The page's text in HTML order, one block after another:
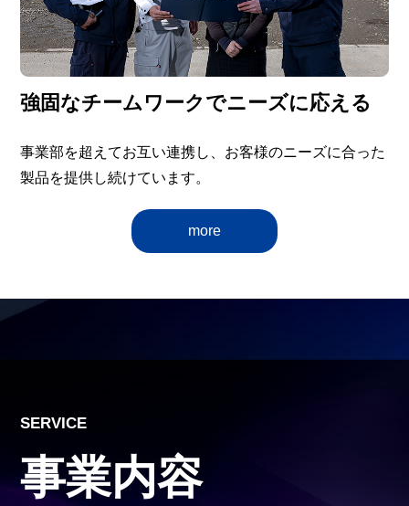
強固なチームワークでニーズに応える
事業部を超えてお互い連携し、お客様のニーズに合った
製品を提供し続けています。
more
SERVICE
事業内容